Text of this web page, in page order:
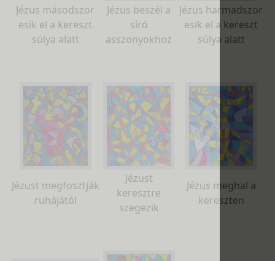
Jézus másodszor
esik el a kereszt
súlya alatt
Jézus beszél a
síró
asszonyokhoz
Jézus harmadszor
esik el a kereszt
súlya alatt
Jézust megfosztják
ruhájától
Jézust
keresztre
szegezik
Jézus meghal a
kereszten